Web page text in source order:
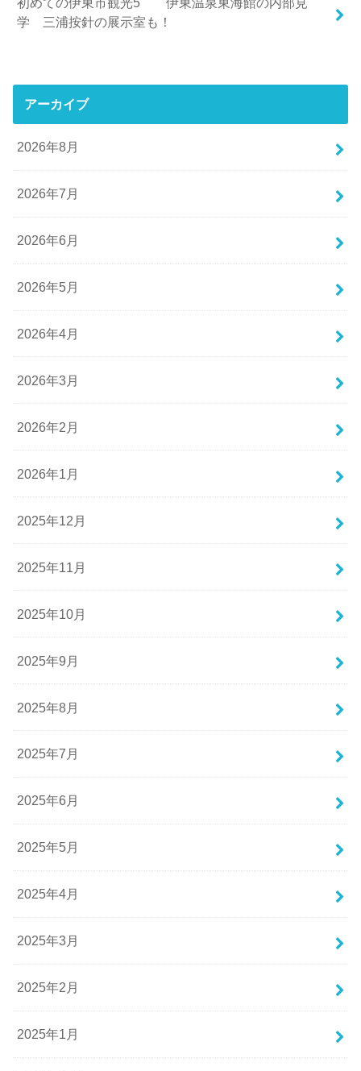
学 三浦按針の展示室も！
アーカイブ
2026年8月
2026年7月
2026年6月
2026年5月
2026年4月
2026年3月
2026年2月
2026年1月
2025年12月
2025年11月
2025年10月
2025年9月
2025年8月
2025年7月
2025年6月
2025年5月
2025年4月
2025年3月
2025年2月
2025年1月